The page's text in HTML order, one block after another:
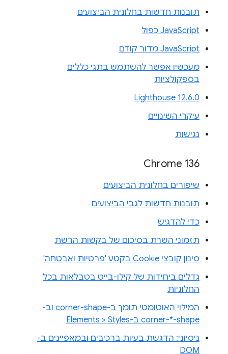
תובנות חדשות בחלונית הביצועים
JavaScript כפול
JavaScript מדור קודם
מעכשיו אפשר להשתמש בתגי כללים
בספקולציות
Lighthouse 12.6.0
עיקרי השינויים
נגישות
Chrome 136
שיפורים בחלונית הביצועים
תובנות חדשות לגבי הביצועים
כדי להדגיש
תזמוני השרת בסיכום של בקשות הרשת
סינון קובצי Cookie בקטע 'פרטיות ואבטחה'
גדלים ביחידות של קילו-בייט בטבלאות בכל
החלוניות
המילוי האוטומטי תומך ב-corner-shape וב-
corner-*-shape ב-Elements > Styles
ניסיוני: הדגשת בעיות ברכיבים ובמאפיינים ב-
DOM